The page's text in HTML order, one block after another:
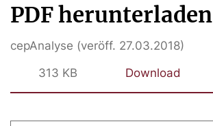
PDF herunterladen
cepAnalyse (veröff. 27.03.2018)
313 KB Download